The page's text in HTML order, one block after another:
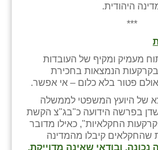
היהודית.
***
מעמיק ומקיף של העובדות
בקרקעות הנמצאות בחכירת
פטור בלא כלום – אי אפשר.
של היועץ המשפטי לממשלה
בפרשה הידועה כ"בג"צ הקשת
החקלאיות", כאילו מדובר
שהחקלאים קיבלו מהמדינה
נכונה, ובודאי שאינה מדוייקת.